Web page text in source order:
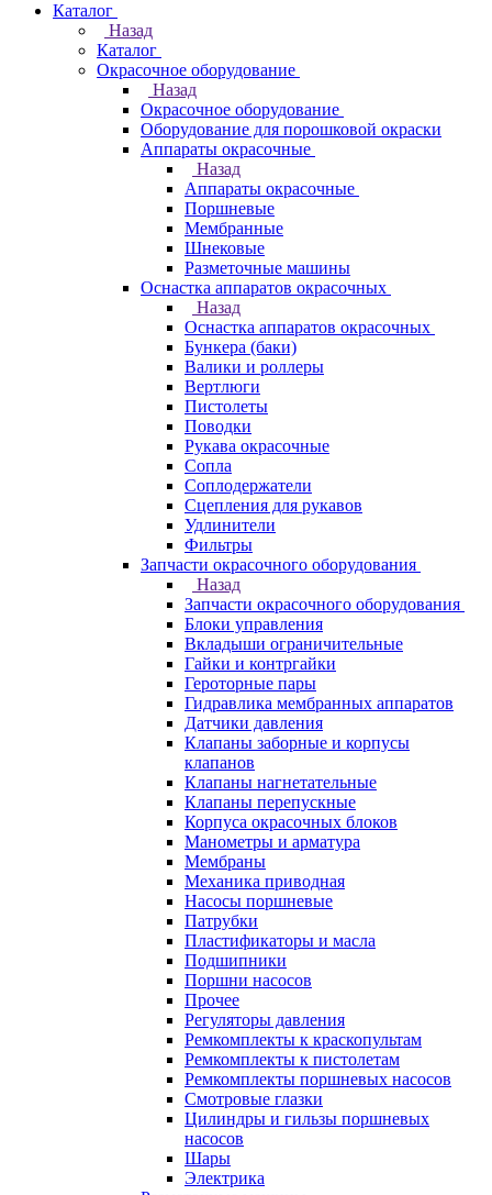
Каталог
Назад
Каталог
Окрасочное оборудование
Назад
Окрасочное оборудование
Оборудование для порошковой окраски
Аппараты окрасочные
Назад
Аппараты окрасочные
Поршневые
Мембранные
Шнековые
Разметочные машины
Оснастка аппаратов окрасочных
Назад
Оснастка аппаратов окрасочных
Бункера (баки)
Валики и роллеры
Вертлюги
Пистолеты
Поводки
Рукава окрасочные
Сопла
Соплодержатели
Сцепления для рукавов
Удлинители
Фильтры
Запчасти окрасочного оборудования
Назад
Запчасти окрасочного оборудования
Блоки управления
Вкладыши ограничительные
Гайки и контргайки
Героторные пары
Гидравлика мембранных аппаратов
Датчики давления
Клапаны заборные и корпусы
клапанов
Клапаны нагнетательные
Клапаны перепускные
Корпуса окрасочных блоков
Манометры и арматура
Мембраны
Механика приводная
Насосы поршневые
Патрубки
Пластификаторы и масла
Подшипники
Поршни насосов
Прочее
Регуляторы давления
Ремкомплекты к краскопультам
Ремкомплекты к пистолетам
Ремкомплекты поршневых насосов
Смотровые глазки
Цилиндры и гильзы поршневых
насосов
Шары
Электрика